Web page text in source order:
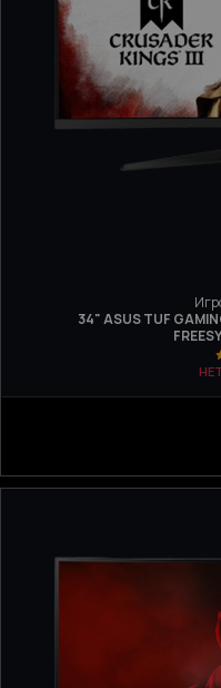
34" ASUS TUF